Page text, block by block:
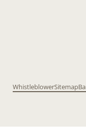
WhistleblowerSitemap